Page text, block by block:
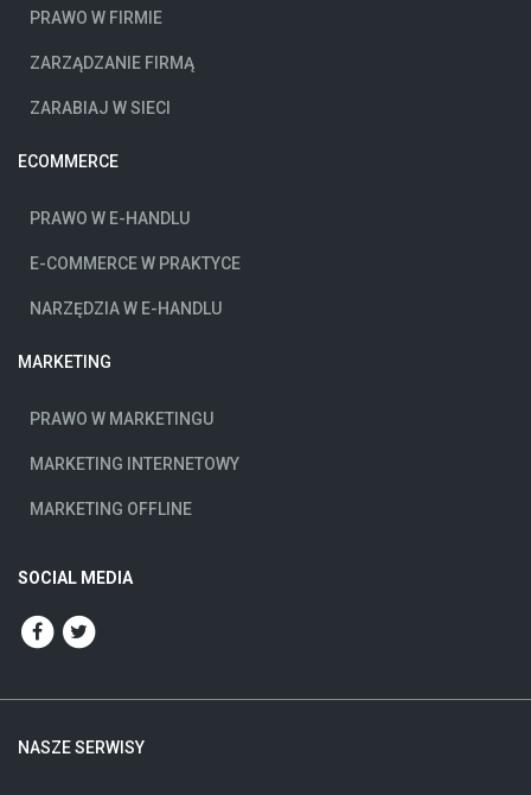
PRAWO W FIRMIE
ZARZĄDZANIE FIRMĄ
ZARABIAJ W SIECI
ECOMMERCE
PRAWO W E-HANDLU
E-COMMERCE W PRAKTYCE
NARZĘDZIA W E-HANDLU
MARKETING
PRAWO W MARKETINGU
MARKETING INTERNETOWY
MARKETING OFFLINE
SOCIAL MEDIA
NASZE SERWISY